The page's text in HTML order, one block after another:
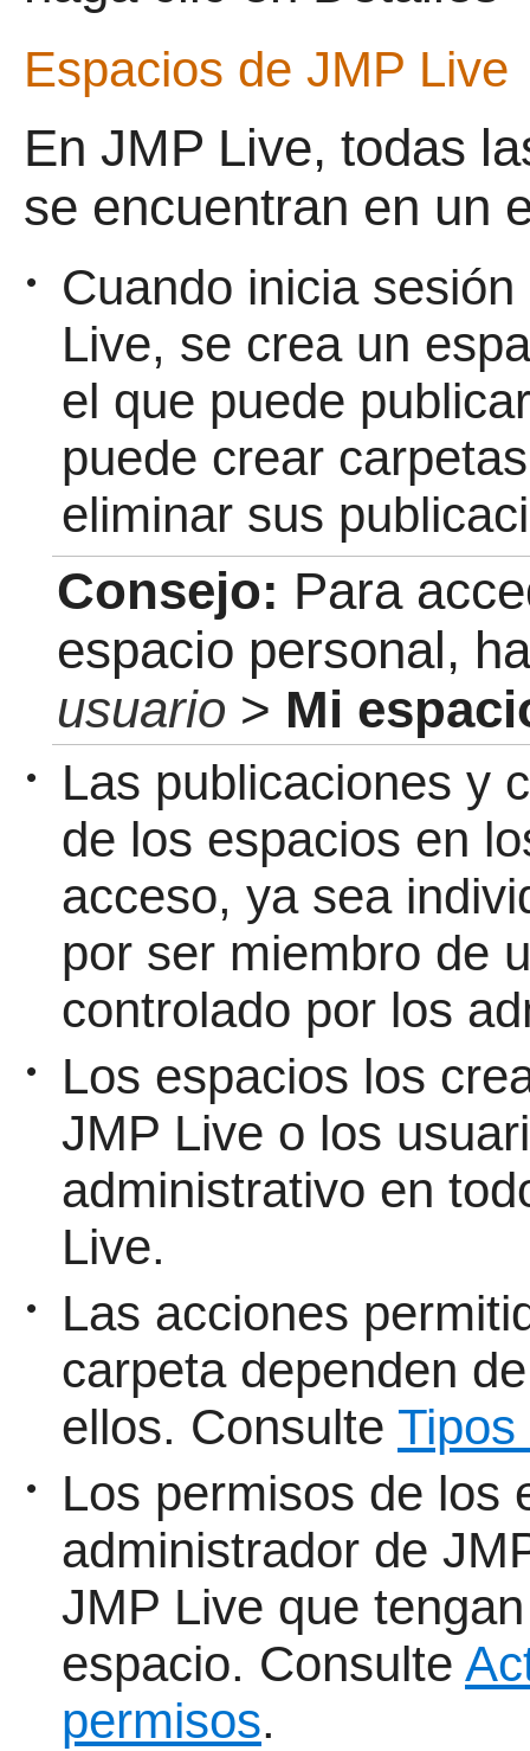
Espacios de JMP Live
En JMP Live, todas
se encuentran en un
•
Cuando inicia
Live, se crea un
el que puede
puede crear
eliminar sus
Consejo: Para
espacio personal,
usuario > Mi
•
Las publicaciones y
de los espacios en
acceso, ya sea
por ser miembro de
controlado por los
•
Los espacios los
JMP Live o los
administrativo en
Live.
•
Las acciones
carpeta dependen
ellos. Consulte
•
Los permisos de los
administrador de
JMP Live que
espacio. Consulte
permisos.